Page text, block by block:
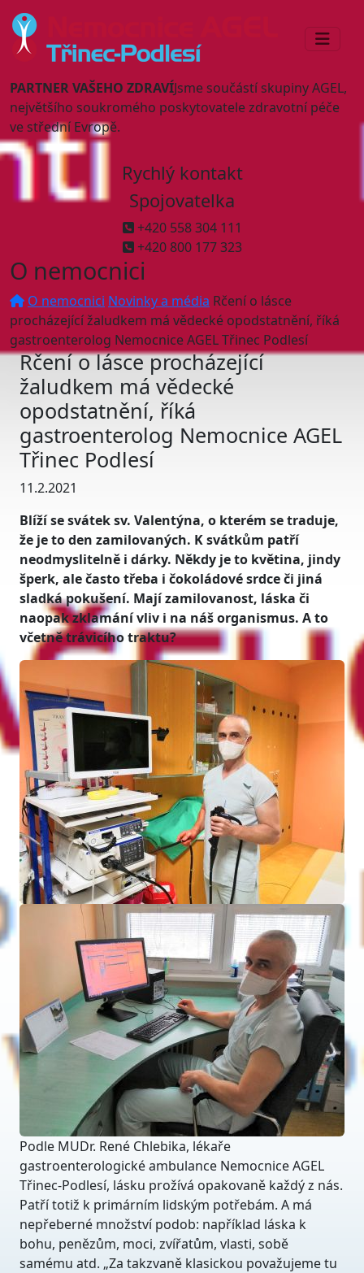
PARTNER VAŠEHO ZDRAVÍJsme součástí skupiny AGEL,
největšího soukromého poskytovatele zdravotní péče
ve střední Evropě.
Rychlý kontakt
Spojovatelka
+420 558 304 111
+420 800 177 323
O nemocnici
O nemocnici Novinky a média Rčení o lásce
procházející žaludkem má vědecké opodstatnění, říká
gastroenterolog Nemocnice AGEL Třinec Podlesí
Rčení o lásce procházející
žaludkem má vědecké
opodstatnění, říká
gastroenterolog Nemocnice AGEL
Třinec Podlesí
11.2.2021
Blíží se svátek sv. Valentýna, o kterém se traduje,
že je to den zamilovaných. K svátkům patří
neodmyslitelně i dárky. Někdy je to květina, jindy
šperk, ale často třeba i čokoládové srdce či jiná
sladká pokušení. Mají zamilovanost, láska či
naopak zklamání vliv i na náš organismus. A to
včetně trávicího traktu?
Podle MUDr. René Chlebika, lékaře
gastroenterologické ambulance Nemocnice AGEL
Třinec-Podlesí, lásku prožívá opakovaně každý z nás.
Patří totiž k primárním lidským potřebám. A má
nepřeberné množství podob: například láska k
bohu, penězům, moci, zvířatům, vlasti, sobě
samému atd. „Za takzvaně klasickou považujeme tu